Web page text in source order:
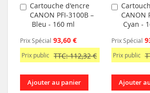
Cartouche d'encre
CANON PFI-3100B –
Bleu - 160 ml
Prix Spécial 93,60 €
Prix public TTC: 112,32 €
Ajouter
au
panier
Ajouter au panier
CANON
Cyan -
Prix Spécial
Prix public
Ajouter
au
panier
Ajouter